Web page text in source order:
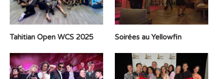
Tahitian Open WCS 2025 Soirées au Yellowfin